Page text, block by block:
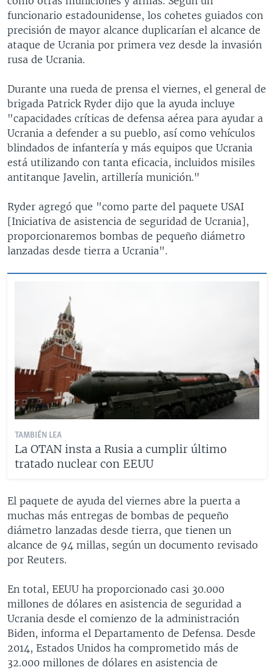
funcionario estadounidense, los cohetes guiados con
precisión de mayor alcance duplicarían el alcance de
ataque de Ucrania por primera vez desde la invasión
rusa de Ucrania.
Durante una rueda de prensa el viernes, el general de
brigada Patrick Ryder dijo que la ayuda incluye
"capacidades críticas de defensa aérea para ayudar a
Ucrania a defender a su pueblo, así como vehículos
blindados de infantería y más equipos que Ucrania
está utilizando con tanta eficacia, incluidos misiles
antitanque Javelin, artillería munición."
Ryder agregó que "como parte del paquete USAI
[Iniciativa de asistencia de seguridad de Ucrania],
proporcionaremos bombas de pequeño diámetro
lanzadas desde tierra a Ucrania".
TAMBIÉN LEA
La OTAN insta a Rusia a cumplir último
tratado nuclear con EEUU
El paquete de ayuda del viernes abre la puerta a
muchas más entregas de bombas de pequeño
diámetro lanzadas desde tierra, que tienen un
alcance de 94 millas, según un documento revisado
por Reuters.
En total, EEUU ha proporcionado casi 30.000
millones de dólares en asistencia de seguridad a
Ucrania desde el comienzo de la administración
Biden, informa el Departamento de Defensa. Desde
2014, Estados Unidos ha comprometido más de
32.000 millones de dólares en asistencia de